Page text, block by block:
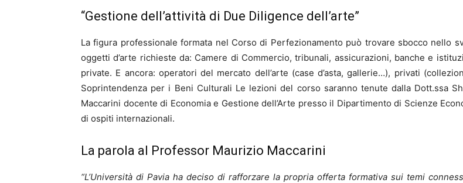
“Gestione dell’attività di Due Diligence dell’arte”
La figura professionale formata nel Corso di Perfezionamento può trovare sbocco nello
oggetti d’arte richieste da: Camere di Commercio, tribunali, assicurazioni, banche e
private. E ancora: operatori del mercato dell’arte (case d’asta, gallerie…), privati
Soprintendenza per i Beni Culturali Le lezioni del corso saranno tenute dalla Dott.ssa
Maccarini docente di Economia e Gestione dell’Arte presso il Dipartimento di Scienze
di ospiti internazionali.
La parola al Professor Maurizio Maccarini
“L’Università di Pavia ha deciso di rafforzare la propria offerta formativa sui temi